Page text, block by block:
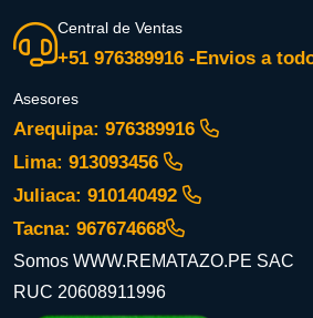
Central de Ventas
+51 976389916 -Envios a
Asesores
Arequipa: 976389916
Lima: 913093456
Juliaca: 910140492
Tacna: 967674668
Somos WWW.REMATAZO.PE SAC
RUC 20608911996